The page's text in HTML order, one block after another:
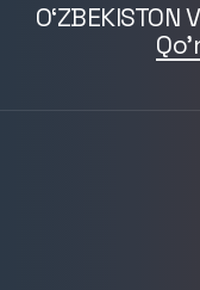
O‘ZBEKISTON